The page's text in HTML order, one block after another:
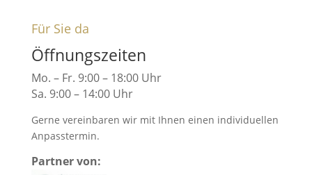
Für Sie da
Öffnungszeiten
Mo. – Fr. 9:00 – 18:00 Uhr
Sa. 9:00 – 14:00 Uhr
Gerne vereinbaren wir mit Ihnen einen individuellen
Anpasstermin.
Partner von: